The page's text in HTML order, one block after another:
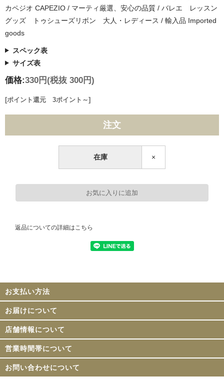
カペジオ CAPEZIO / マーティ厳選、安心の品質 / バレエ レッスン
グッズ トゥシューズリボン 大人・レディース / 輸入品 Imported
goods
スペック表
サイズ表
価格:330円 (税抜 300円)
[ポイント還元 3ポイント～]
注文
在庫 ×
返品についての詳細はこちら
お支払い方法
お届けについて
店舗情報について
営業時間帯について
お問い合わせについて